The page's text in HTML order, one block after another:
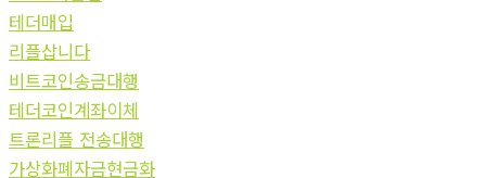
테더매입
리플삽니다
비트코인송금대행
테더코인계좌이체
트론리플 전송대행
가상화폐자금현금화